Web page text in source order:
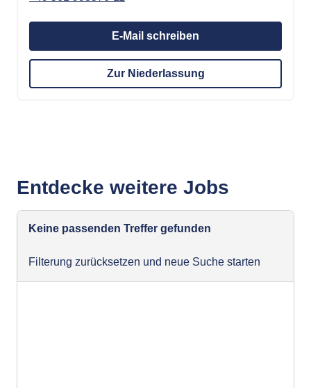
E-Mail schreiben
Zur Niederlassung
Entdecke weitere Jobs
Keine passenden Treffer gefunden
Filterung zurücksetzen und neue Suche starten